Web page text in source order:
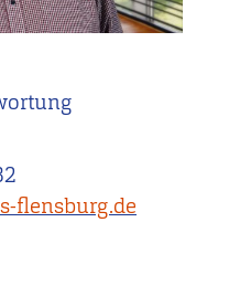
flensburg.de